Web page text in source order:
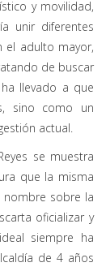
y movilidad,
unir diferentes
el adulto mayor,
de buscar
llevado a que
sino como un
actual.
se muestra
que la misma
nombre sobre la
oficializar y
siempre ha
de 4 años